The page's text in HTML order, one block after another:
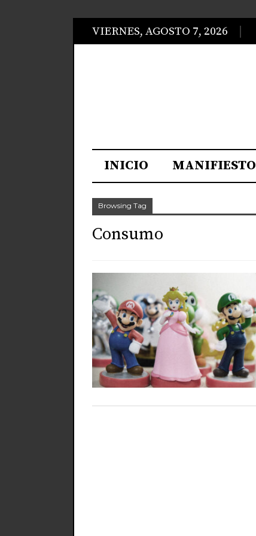
VIERNES, AGOSTO 7, 2026
INICIO MANIFIESTO
Browsing Tag
Consumo